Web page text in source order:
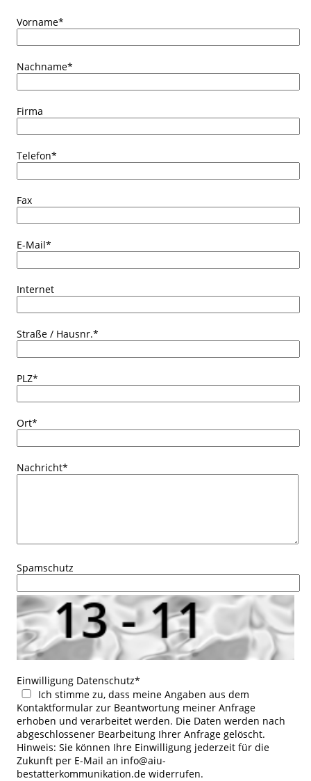
Vorname*
Nachname*
Firma
Telefon*
Fax
E-Mail*
Internet
Straße / Hausnr.*
PLZ*
Ort*
Nachricht*
Spamschutz
Einwilligung Datenschutz*
Kontaktformular zur Beantwortung meiner Anfrage
erhoben und verarbeitet werden. Die Daten werden nach
abgeschlossener Bearbeitung Ihrer Anfrage gelöscht.
Hinweis: Sie können Ihre Einwilligung jederzeit für die
Zukunft per E-Mail an info@aiu-
bestatterkommunikation.de widerrufen.